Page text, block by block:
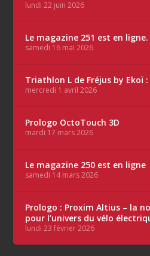
lundi 22 juin 2026
Le magazine 251 est en ligne.
samedi 16 mai 2026
Triathlon L de Fréjus by Ekoï
mercredi 1 avril 2026
Prologo OctoTouch 3D
mardi 17 mars 2026
Le magazine 250 est en ligne
samedi 14 mars 2026
Prologo : Proxim Altius – la
pour l’univers du vélo
lundi 23 février 2026